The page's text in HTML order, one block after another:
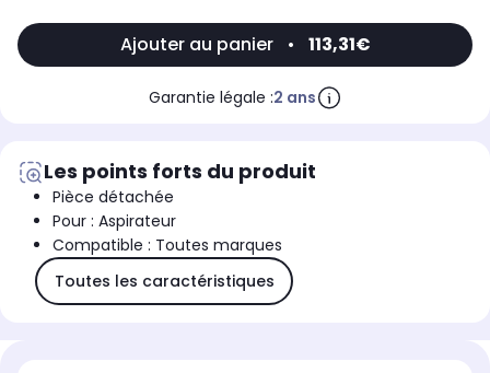
Ajouter au panier • 113,31€
Garantie légale :2 ans
Les points forts du produit
Pièce détachée
Pour : Aspirateur
Compatible : Toutes marques
Toutes les caractéristiques